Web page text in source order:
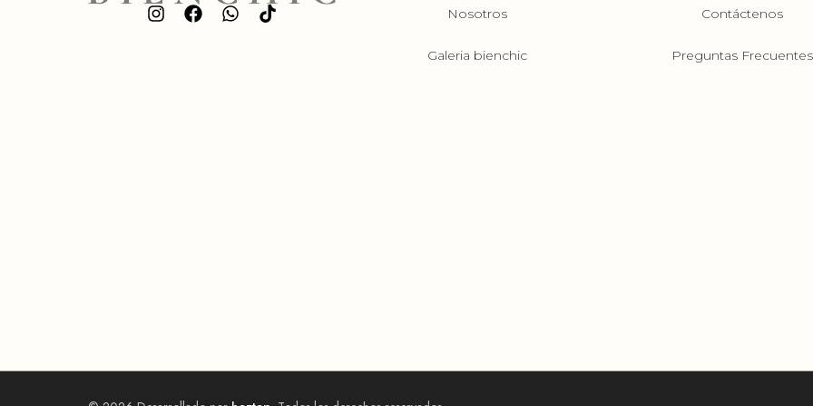
Nosotros
Galeria bienchic
Contáctenos
Preguntas Frecuentes